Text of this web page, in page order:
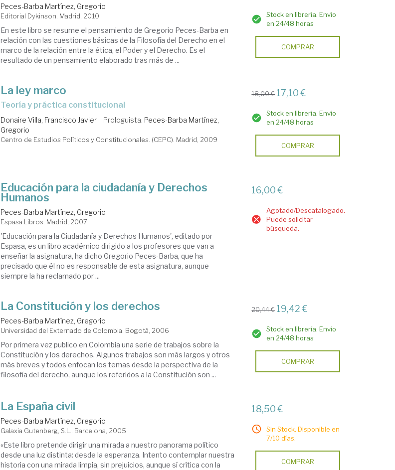
Peces-Barba Martínez, Gregorio
Editorial Dykinson. Madrid, 2010
En este libro se resume el pensamiento de Gregorio Peces-Barba en
relación con las cuestiones básicas de la Filosofía del Derecho en el
marco de la relación entre la ética, el Poder y el Derecho. Es el
resultado de un pensamiento elaborado tras más de ...
Stock en librería. Envío
en 24/48 horas
COMPRAR
La ley marco
teoría y práctica constitucional
Donaire Villa, Francisco Javier Prologuista. Peces-Barba Martínez,
Gregorio
Centro de Estudios Políticos y Constitucionales. (CEPC). Madrid, 2009
18,00 € 17,10 €
Stock en librería. Envío
en 24/48 horas
COMPRAR
Educación para la ciudadanía y Derechos
Humanos
Peces-Barba Martínez, Gregorio
Espasa Libros. Madrid, 2007
'Educación para la Ciudadanía y Derechos Humanos', editado por
Espasa, es un libro académico dirigido a los profesores que van a
enseñar la asignatura, ha dicho Gregorio Peces-Barba, que ha
precisado que él no es responsable de esta asignatura, aunque
siempre la ha reclamado por ...
16,00 €
Agotado/Descatalogado.
Puede solicitar
búsqueda.
La Constitución y los derechos
Peces-Barba Martínez, Gregorio
Universidad del Externado de Colombia. Bogotá, 2006
Por primera vez publico en Colombia una serie de trabajos sobre la
Constitución y los derechos. Algunos trabajos son más largos y otros
más breves y todos enfocan los temas desde la perspectiva de la
filosofía del derecho, aunque los referidos a la Constitución son ...
20,44 € 19,42 €
Stock en librería. Envío
en 24/48 horas
COMPRAR
La España civil
Peces-Barba Martínez, Gregorio
Galaxia Gutenberg, S.L.. Barcelona, 2005
«Este libro pretende dirigir una mirada a nuestro panorama político
desde una luz distinta: desde la esperanza. Intento contemplar nuestra
historia con una mirada limpia, sin prejuicios, aunque sí crítica con la
18,50 €
Sin Stock. Disponible en
7/10 días.
COMPRAR